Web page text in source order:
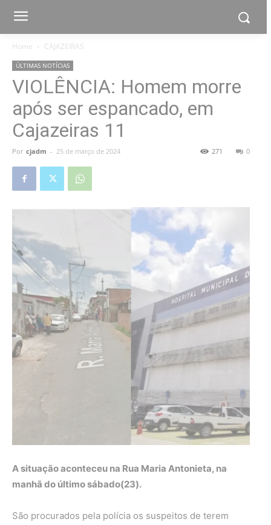
Home CAJAZEIRAS
ÚLTIMAS NOTÍCIAS
VIOLÊNCIA: Homem morre
após ser espancado, em
Cajazeiras 11
Por cjadm - 25 de março de 2024 0
271
A situação aconteceu na Rua Maria Antonieta, na
manhã do último sábado(23).
São procurados pela polícia os suspeitos de terem